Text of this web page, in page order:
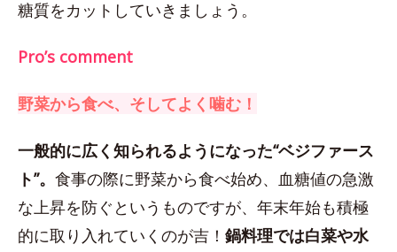
糖質をカットしていきましょう。
Pro’s comment
野菜から食べ、そしてよく噛む！
一般的に広く知られるようになった“ベジファース
ト”。 食事の際に野菜から食べ始め、血糖値の急激
な上昇を防ぐというものですが、年末年始も積極
的に取り入れていくのが吉！ 鍋料理では白菜や水